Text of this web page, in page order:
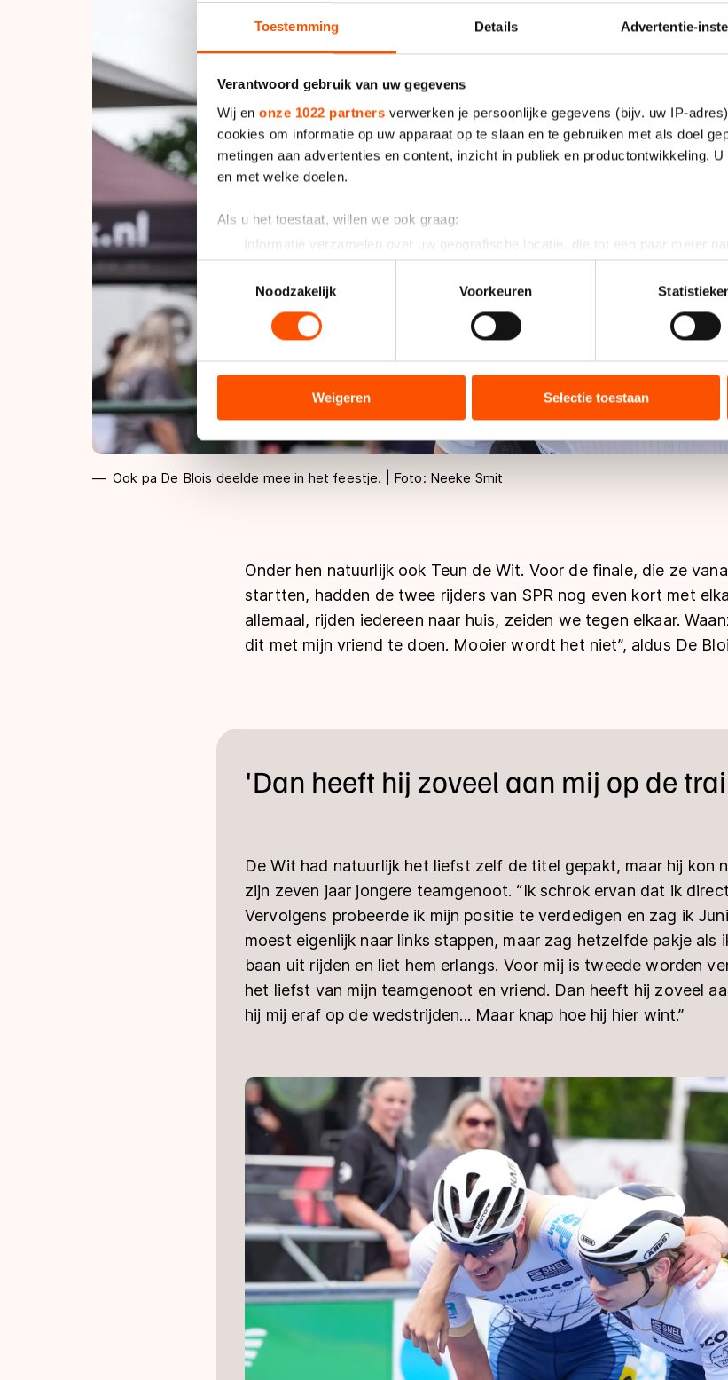
Toestemming Details Advertentie-
Verantwoord gebruik van uw gegevens
Wij en onze 1022 partners verwerken je persoonlijke gegevens (bijv. uw IP-
cookies om informatie op uw apparaat op te slaan en te gebruiken met als doel
metingen aan advertenties en content, inzicht in publiek en productontwikkeling.
en met welke doelen.
Als u het toestaat, willen we ook graag:
Informatie verzamelen over uw geografische locatie, die tot een paar meter
Uw apparaat identificeren door het actief te scannen op specifieke
Lees meer over hoe uw persoonlijke gegevens worden verwerkt en stel uw
toestemming op elk moment wijzigen of intrekken in de Cookieverklaring.
analyseren. We delen informatie over uw gebruik van onze site met onze
analyse. Zij kunnen deze combineren met andere gegevens die u aan hen heeft
hun services. Sommige partners kunnen gegevens doorgeven aan landen buiten
adequaat beschermingsniveau geldt volgens de GDPR. Door op ‘Toestaan’ te
Noodzakelijk
Voorkeuren
Weigeren Selectie toestaan
Ook pa De Blois deelde mee in het feestje. | Foto: Neeke Smit
Onder hen natuurlijk ook Teun de Wit. Voor de finale, die ze
startten, hadden de twee rijders van SPR nog even kort met
allemaal, rijden iedereen naar huis, zeiden we tegen elkaar.
dit met mijn vriend te doen. Mooier wordt het niet”, aldus De
'Dan heeft hij zoveel aan mij op de
De Wit had natuurlijk het liefst zelf de titel gepakt, maar hij kon
zijn zeven jaar jongere teamgenoot. “Ik schrok ervan dat ik
Vervolgens probeerde ik mijn positie te verdedigen en zag ik
moest eigenlijk naar links stappen, maar zag hetzelfde pakje als
baan uit rijden en liet hem erlangs. Voor mij is tweede worden
het liefst van mijn teamgenoot en vriend. Dan heeft hij zoveel
hij mij eraf op de wedstrijden... Maar knap hoe hij hier wint.”